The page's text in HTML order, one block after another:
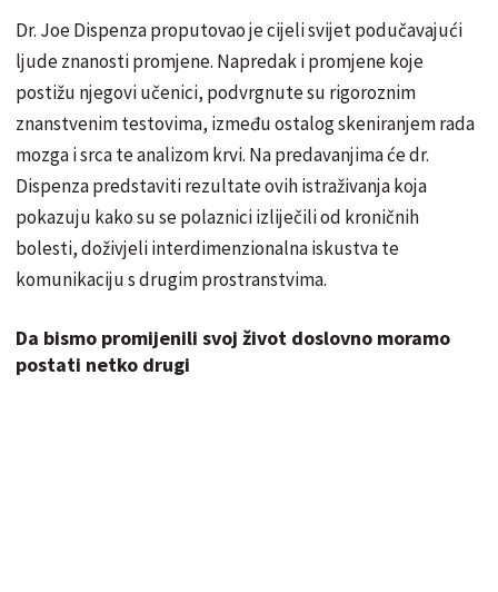
Dr. Joe Dispenza proputovao je cijeli svijet podučavajući
ljude znanosti promjene. Napredak i promjene koje
postižu njegovi učenici, podvrgnute su rigoroznim
znanstvenim testovima, između ostalog skeniranjem rada
mozga i srca te analizom krvi. Na predavanjima će dr.
Dispenza predstaviti rezultate ovih istraživanja koja
pokazuju kako su se polaznici izliječili od kroničnih
bolesti, doživjeli interdimenzionalna iskustva te
komunikaciju s drugim prostranstvima.
Da bismo promijenili svoj život doslovno moramo
postati netko drugi